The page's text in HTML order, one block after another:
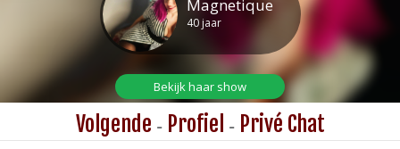
Volgende - Profiel - Privé Chat